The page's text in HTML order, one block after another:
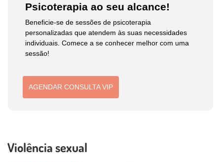
Psicoterapia ao seu alcance!
Beneficie-se de sessões de psicoterapia
personalizadas que atendem às suas necessidades
individuais. Comece a se conhecer melhor com uma
sessão!
AGENDAR CONSULTA VIP
Violência sexual